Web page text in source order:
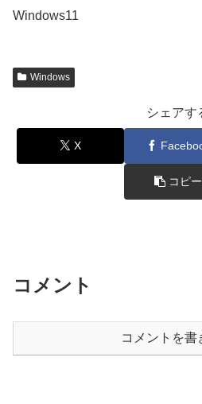
Windows11
Windows
シェアす
X
コピー
コメント
コメントを書